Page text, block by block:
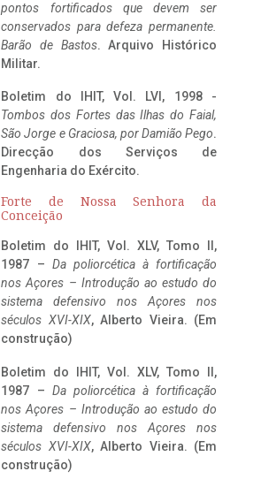
pontos fortificados que devem ser
conservados para defeza permanente.
Barão de Bastos. Arquivo Histórico
Militar.
Boletim do IHIT, Vol. LVI, 1998 -
Tombos dos Fortes das Ilhas do Faial,
São Jorge e Graciosa, por Damião Pego.
Direcção dos Serviços de
Engenharia do Exército.
Forte de Nossa Senhora da
Conceição
Boletim do IHIT, Vol. XLV, Tomo II,
1987 – Da poliorcética à fortificação
nos Açores – Introdução ao estudo do
sistema defensivo nos Açores nos
séculos XVI-XIX, Alberto Vieira. (Em
construção)
Boletim do IHIT, Vol. XLV, Tomo II,
1987 – Da poliorcética à fortificação
nos Açores – Introdução ao estudo do
sistema defensivo nos Açores nos
séculos XVI-XIX, Alberto Vieira. (Em
construção)